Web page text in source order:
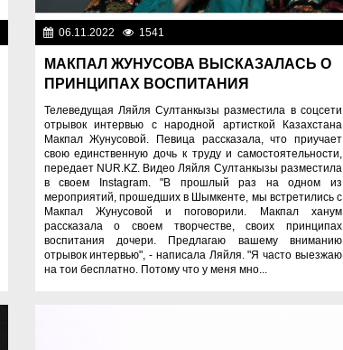
06.11.2022 1541
МАКПАЛ ЖУНУСОВА ВЫСКАЗАЛАСЬ О
ПРИНЦИПАХ ВОСПИТАНИЯ
Телеведущая Ляйля Султанкызы разместила в соцсети
отрывок интервью с народной артисткой Казахстана
Макпал Жунусовой. Певица рассказала, что приучает
свою единственную дочь к труду и самостоятельности,
передает NUR.KZ. Видео Ляйля Султанкызы разместила
в своем Instagram. "В прошлый раз на одном из
мероприятий, прошедших в Шымкенте, мы встретились с
Макпал Жунусовой и поговорили. Макпал ханум
рассказала о своем творчестве, своих принципах
воспитания дочери. Предлагаю вашему вниманию
отрывок интервью", - написала Ляйля. "Я часто выезжаю
на тои бесплатно. Потому что у меня мно...